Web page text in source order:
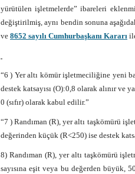
yürütülen işletmelerde” ibareleri
değiştirilmiş, aynı bendin sonuna
ve 8652 sayılı Cumhurbaşkanı Kararı
“6 ) Yer altı kömür işletmeciliğine yeni
destek katsayısı (O):0,8 olarak alınır ve
0 (sıfır) olarak kabul edilir.”
“7 ) Randıman (R), yer altı taşkömürü
değerinden küçük (R<250) ise destek
8) Randıman (R), yer altı taşkömürü
sayısına eşit veya bu değerden büyük,